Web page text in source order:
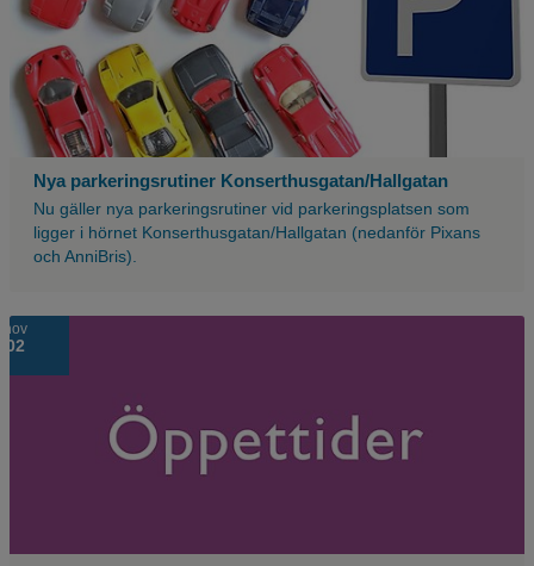
Nya parkeringsrutiner Konserthusgatan/Hallgatan
Nu gäller nya parkeringsrutiner vid parkeringsplatsen som
ligger i hörnet Konserthusgatan/Hallgatan (nedanför Pixans
och AnniBris).
nov
02
Lila
bakgrund
med